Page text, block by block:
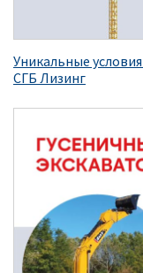
Уникальные
СГБ Лизинг